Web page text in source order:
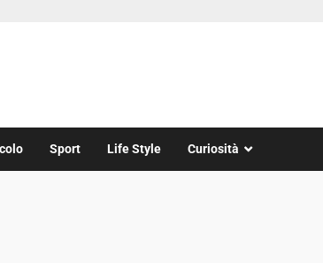
Sport Life Style Curiosità